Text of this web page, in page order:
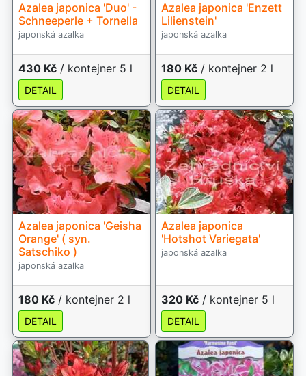
Azalea japonica 'Duo' -
Schneeperle + Tornella
japonská azalka
430 Kč / kontejner 5 l
DETAIL
Azalea japonica 'Enzett
Lilienstein'
japonská azalka
180 Kč / kontejner 2 l
DETAIL
Azalea japonica 'Geisha
Orange' ( syn.
Satschiko )
japonská azalka
180 Kč / kontejner 2 l
DETAIL
Azalea japonica
'Hotshot Variegata'
japonská azalka
320 Kč / kontejner 5 l
DETAIL